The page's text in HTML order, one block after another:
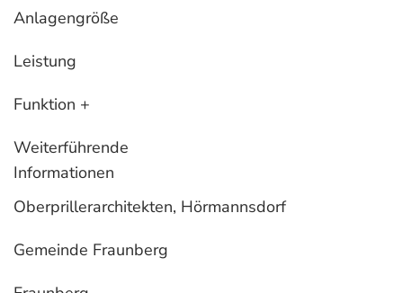
Anlagengröße
Leistung
Funktion +
Weiterführende
Informationen
Oberprillerarchitekten, Hörmannsdorf
Gemeinde Fraunberg